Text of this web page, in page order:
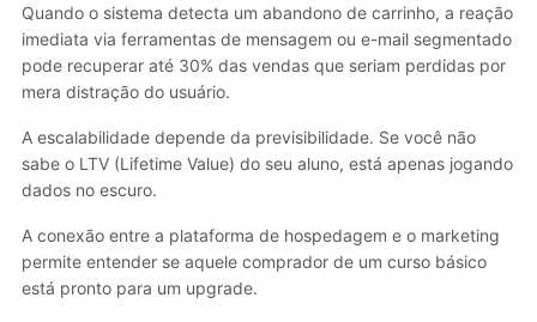
Quando o sistema detecta um abandono de carrinho, a reação
imediata via ferramentas de mensagem ou e-mail segmentado
pode recuperar até 30% das vendas que seriam perdidas por
mera distração do usuário.
A escalabilidade depende da previsibilidade. Se você não
sabe o LTV (Lifetime Value) do seu aluno, está apenas jogando
dados no escuro.
A conexão entre a plataforma de hospedagem e o marketing
permite entender se aquele comprador de um curso básico
está pronto para um upgrade.